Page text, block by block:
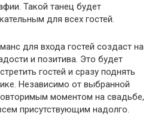
Такой танец будет
для всех гостей.
для входа гостей создаст на
и позитива. Это будет
гостей и сразу поднять
Независимо от выбранной
моментом на свадьбе,
присутствующим надолго.